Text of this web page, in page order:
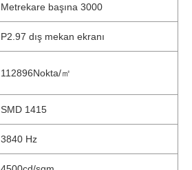
Metrekare başına 3000
P2.97 dış mekan ekranı
112896Nokta/㎡
SMD 1415
3840 Hz